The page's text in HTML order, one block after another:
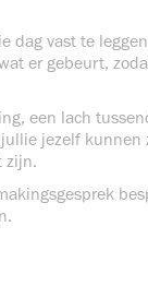
dag vast te
er gebeurt,
een lach
jezelf kunnen
zijn.